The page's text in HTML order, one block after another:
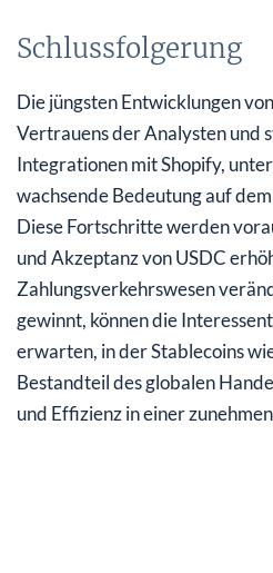
Schlussfolgerung
Die jüngsten Entwicklungen
Vertrauens der Analysten und
Integrationen mit Shopify,
wachsende Bedeutung auf
Diese Fortschritte werden
und Akzeptanz von USDC
Zahlungsverkehrswesen
gewinnt, können die
erwarten, in der Stablecoins
Bestandteil des globalen
und Effizienz in einer